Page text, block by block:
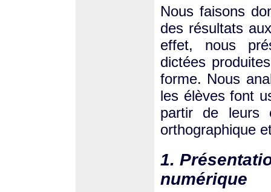
Nous faisons
des résultats
effet, nous
dictées
forme. Nous
les élèves font
partir de leurs
orthographique
1.
numérique